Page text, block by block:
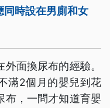
同時設在男廁和女
面換尿布的經驗。
滿2個月的嬰兒到花
布，一問才知道育嬰